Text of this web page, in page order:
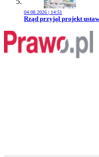
04.08.2026 | 14:51
Przejdź do artykułu:
Rząd przyjął projekt